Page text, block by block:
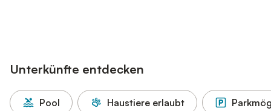
Unterkünfte entdecken
Pool Haustiere erlaubt